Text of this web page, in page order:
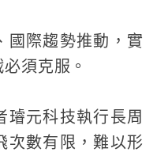
國際趨勢推動，實
須克服。
璿元科技執行長周
次數有限，難以形